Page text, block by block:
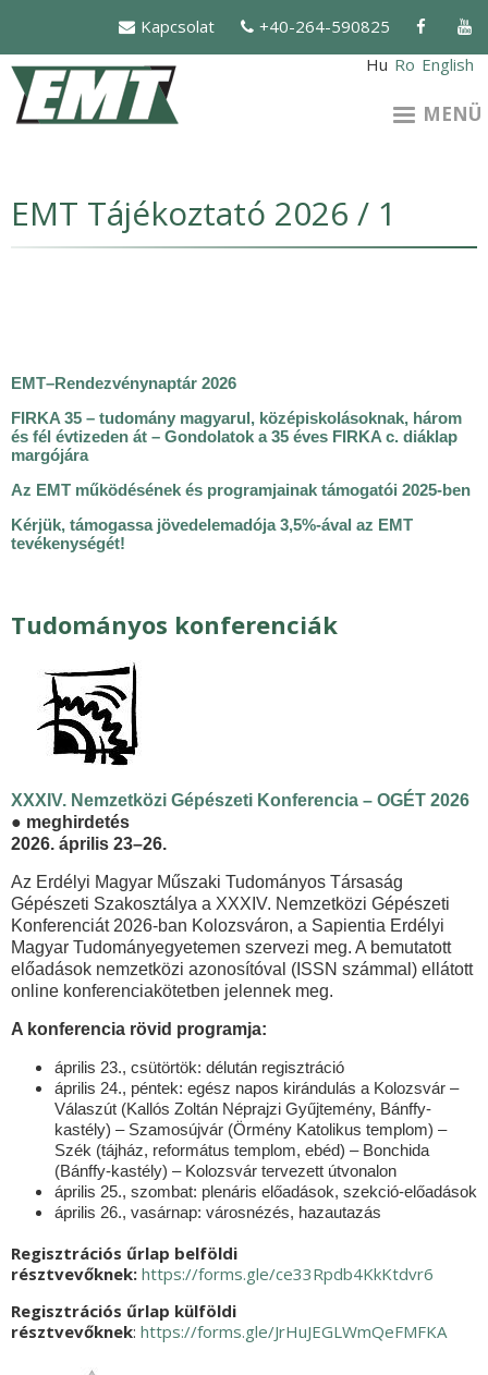
tartalomra
Kapcsolat
+40-264-590825
Hu Ro English
MENÜ
EMT Tájékoztató 2026 / 1
EMT–Rendezvénynaptár 2026
FIRKA 35 – tudomány magyarul, középiskolásoknak, három
és fél évtizeden át – Gondolatok a 35 éves FIRKA c. diáklap
margójára
Az EMT működésének és programjainak támogatói 2025-ben
Kérjük, támogassa jövedelemadója 3,5%-ával az EMT
tevékenységét!
Tudományos konferenciák
XXXIV. Nemzetközi Gépészeti Konferencia – OGÉT 2026
● meghirdetés
2026. április 23–26.
Az Erdélyi Magyar Műszaki Tudományos Társaság
Gépészeti Szakosztálya a XXXIV. Nemzetközi Gépészeti
Konferenciát 2026-ban Kolozsváron, a Sapientia Erdélyi
Magyar Tudományegyetemen szervezi meg. A bemutatott
előadások nemzetközi azonosítóval (ISSN számmal) ellátott
online konferenciakötetben jelennek meg.
A konferencia rövid programja:
április 23., csütörtök: délután regisztráció
április 24., péntek: egész napos kirándulás a Kolozsvár –
Válaszút (Kallós Zoltán Néprajzi Gyűjtemény, Bánffy-
kastély) – Szamosújvár (Örmény Katolikus templom) –
Szék (tájház, református templom, ebéd) – Bonchida
(Bánffy-kastély) – Kolozsvár tervezett útvonalon
április 25., szombat: plenáris előadások, szekció-előadások
április 26., vasárnap: városnézés, hazautazás
Regisztrációs űrlap belföldi
résztvevőknek: https://forms.gle/ce33Rpdb4KkKtdvr6
Regisztrációs űrlap külföldi
résztvevőknek: https://forms.gle/JrHuJEGLWmQeFMFKA